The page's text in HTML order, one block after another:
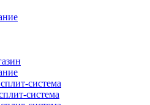
система
система